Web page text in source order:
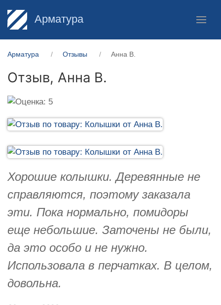
Арматура
Арматура Отзывы Анна В.
Отзыв, Анна В.
Хорошие колышки. Деревянные не
справляются, поэтому заказала
эти. Пока нормально, помидоры
еще небольшие. Заточены не были,
да это особо и не нужно.
Использовала в перчатках. В целом,
довольна.